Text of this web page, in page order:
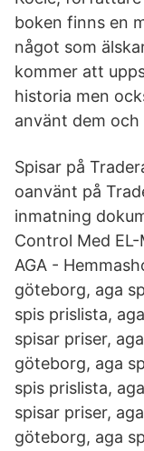
boken finns en
något som
kommer att
historia men
använt dem och
Spisar på
oanvänt på
inmatning
Control Med
AGA -
göteborg, aga
spis prislista,
spisar priser,
göteborg, aga
spis prislista,
spisar priser,
göteborg, aga